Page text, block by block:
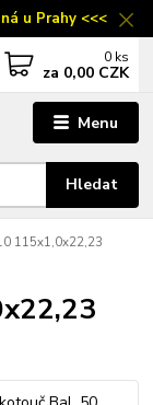
u Prahy <<<
Menu
Hledat
0 ks
za 0,00 CZK
115x1,0x22,23